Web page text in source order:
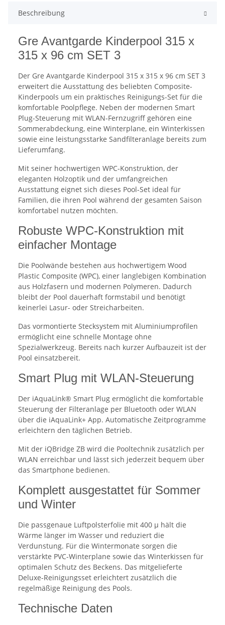
Beschreibung
Gre Avantgarde Kinderpool 315 x
315 x 96 cm SET 3
Der Gre Avantgarde Kinderpool 315 x 315 x 96 cm SET 3
erweitert die Ausstattung des beliebten Composite-
Kinderpools um ein praktisches Reinigungs-Set für die
komfortable Poolpflege. Neben der modernen Smart
Plug-Steuerung mit WLAN-Fernzugriff gehören eine
Sommerabdeckung, eine Winterplane, ein Winterkissen
sowie eine leistungsstarke Sandfilteranlage bereits zum
Lieferumfang.
Mit seiner hochwertigen WPC-Konstruktion, der
eleganten Holzoptik und der umfangreichen
Ausstattung eignet sich dieses Pool-Set ideal für
Familien, die ihren Pool während der gesamten Saison
komfortabel nutzen möchten.
Robuste WPC-Konstruktion mit
einfacher Montage
Die Poolwände bestehen aus hochwertigem Wood
Plastic Composite (WPC), einer langlebigen Kombination
aus Holzfasern und modernen Polymeren. Dadurch
bleibt der Pool dauerhaft formstabil und benötigt
keinerlei Lasur- oder Streicharbeiten.
Das vormontierte Stecksystem mit Aluminiumprofilen
ermöglicht eine schnelle Montage ohne
Spezialwerkzeug. Bereits nach kurzer Aufbauzeit ist der
Pool einsatzbereit.
Smart Plug mit WLAN-Steuerung
Der iAquaLink® Smart Plug ermöglicht die komfortable
Steuerung der Filteranlage per Bluetooth oder WLAN
über die iAquaLink+ App. Automatische Zeitprogramme
erleichtern den täglichen Betrieb.
Mit der iQBridge ZB wird die Pooltechnik zusätzlich per
WLAN erreichbar und lässt sich jederzeit bequem über
das Smartphone bedienen.
Komplett ausgestattet für Sommer
und Winter
Die passgenaue Luftpolsterfolie mit 400 µ hält die
Wärme länger im Wasser und reduziert die
Verdunstung. Für die Wintermonate sorgen die
verstärkte PVC-Winterplane sowie das Winterkissen für
optimalen Schutz des Beckens. Das mitgelieferte
Deluxe-Reinigungsset erleichtert zusätzlich die
regelmäßige Reinigung des Pools.
Technische Daten